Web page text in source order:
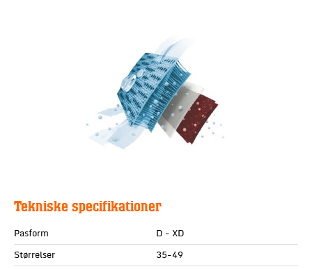
Tekniske specifikationer
Pasform
D - XD
Størrelser
35-49